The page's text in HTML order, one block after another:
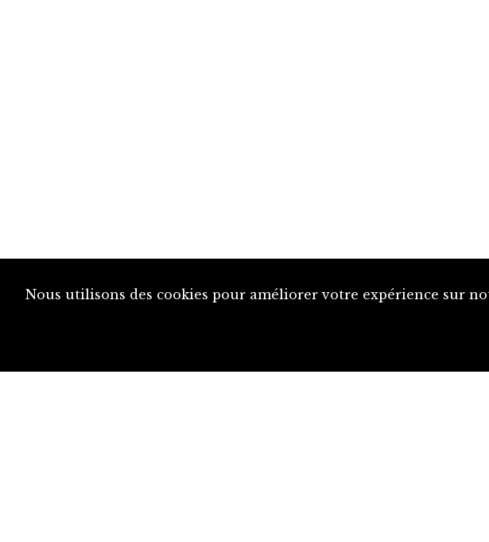
Nous utilisons des cookies pour améliorer votre expérience sur